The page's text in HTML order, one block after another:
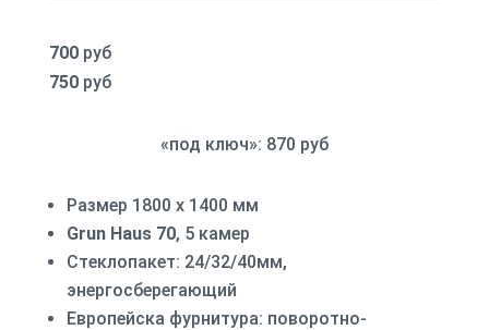
700руб
750руб
«под ключ»: 870 руб
Размер 1800 х 1400 мм
Grun Haus 70, 5 камер
Стеклопакет: 24/32/40мм,
энергосберегающий
Европейска фурнитура: поворотно-